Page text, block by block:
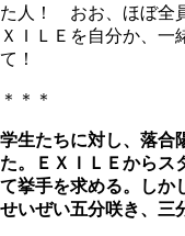
た人！ おお、ほぼ全
ＸＩＬＥを自分か、一
て！
＊＊＊
学生たちに対し、落合
た。ＥＸＩＬＥからス
て挙手を求める。しか
せいぜい五分咲き、三